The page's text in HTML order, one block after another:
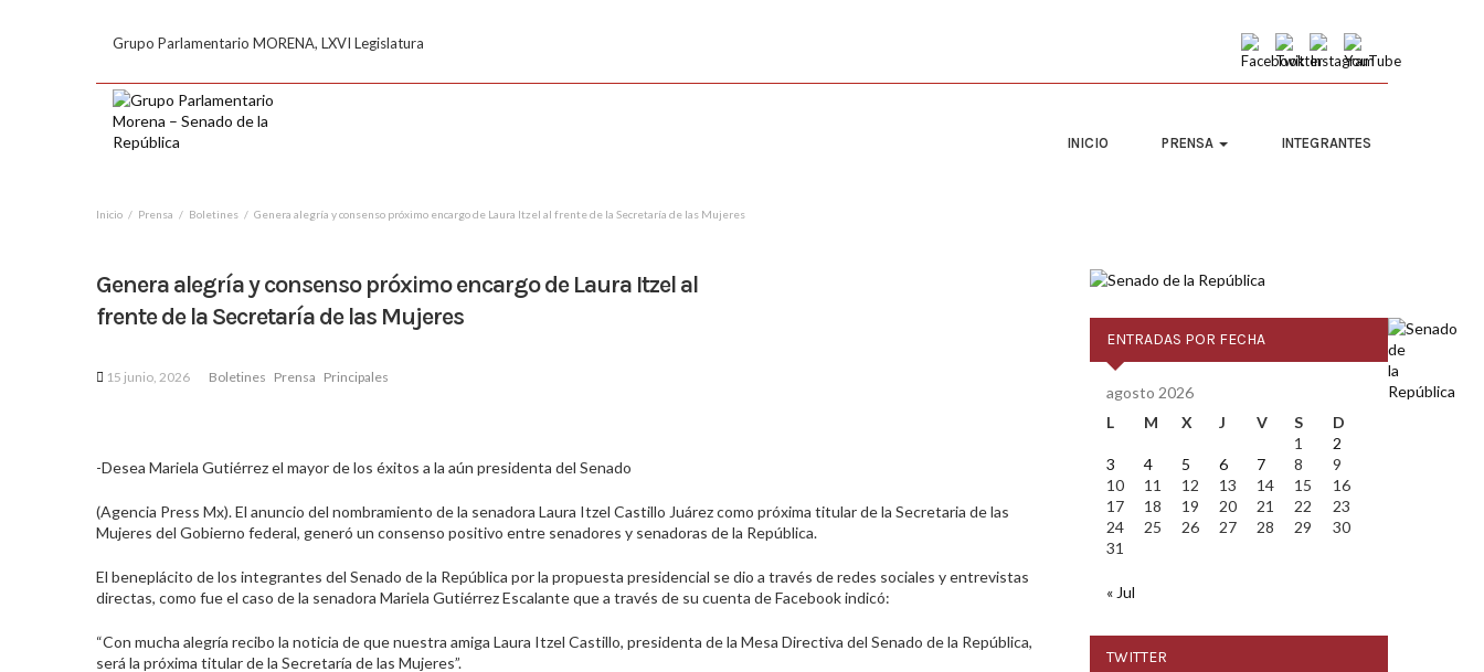
Grupo Parlamentario MORENA, LXVI Legislatura
INICIO PRENSA INTEGRANTES
Inicio Prensa Boletines Genera alegría y consenso próximo encargo de Laura Itzel al frente de la Secretaría de las Mujeres
Genera alegría y consenso próximo encargo de Laura Itzel al
frente de la Secretaría de las Mujeres
15 junio, 2026 Boletines Prensa Principales
-Desea Mariela Gutiérrez el mayor de los éxitos a la aún presidenta del Senado
(Agencia Press Mx). El anuncio del nombramiento de la senadora Laura Itzel Castillo Juárez como próxima titular de la Secretaria de las
Mujeres del Gobierno federal, generó un consenso positivo entre senadores y senadoras de la República.
El beneplácito de los integrantes del Senado de la República por la propuesta presidencial se dio a través de redes sociales y entrevistas
directas, como fue el caso de la senadora Mariela Gutiérrez Escalante que a través de su cuenta de Facebook indicó:
“Con mucha alegría recibo la noticia de que nuestra amiga Laura Itzel Castillo, presidenta de la Mesa Directiva del Senado de la República,
será la próxima titular de la Secretaría de las Mujeres”.
ENTRADAS POR FECHA
agosto 2026
L
M X J V S
D
1
2
3
4 5 6 7 8
9
10
11 12 13 14 15
16
17
18 19 20 21 22
23
24
25 26 27 28 29
30
31
« Jul
TWITTER